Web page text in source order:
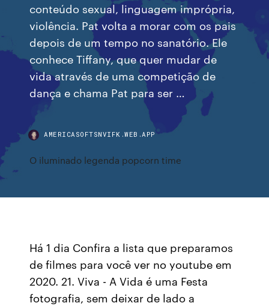
conteúdo sexual, linguagem imprópria,
violência. Pat volta a morar com os pais
depois de um tempo no sanatório. Ele
conhece Tiffany, que quer mudar de
vida através de uma competição de
dança e chama Pat para ser …
AMERICASOFTSNVIFK.WEB.APP
O iluminado legenda popcorn time
Há 1 dia Confira a lista que preparamos
de filmes para você ver no youtube em
2020. 21. Viva - A Vida é uma Festa
fotografia, sem deixar de lado a